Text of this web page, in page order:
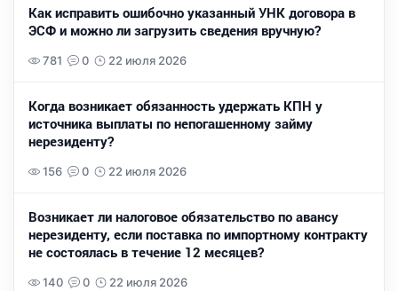
Как исправить ошибочно указанный УНК договора в
ЭСФ и можно ли загрузить сведения вручную?
781 0 22 июля 2026
Когда возникает обязанность удержать КПН у
источника выплаты по непогашенному займу
нерезиденту?
156 0 22 июля 2026
Возникает ли налоговое обязательство по авансу
нерезиденту, если поставка по импортному контракту
не состоялась в течение 12 месяцев?
140 0 22 июля 2026